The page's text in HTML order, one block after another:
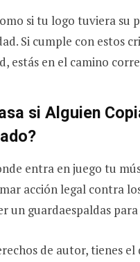
si tu logo tuviera su
Si cumple con estos
estás en el camino
si Alguien
entra en juego tu
acción legal contra
un guardaespaldas
de autor, tienes el